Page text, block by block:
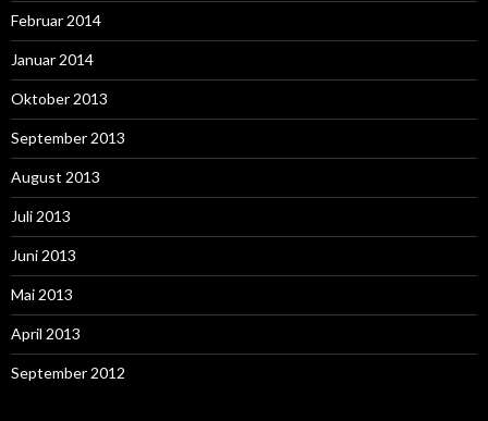
Februar 2014
Januar 2014
Oktober 2013
September 2013
August 2013
Juli 2013
Juni 2013
Mai 2013
April 2013
September 2012